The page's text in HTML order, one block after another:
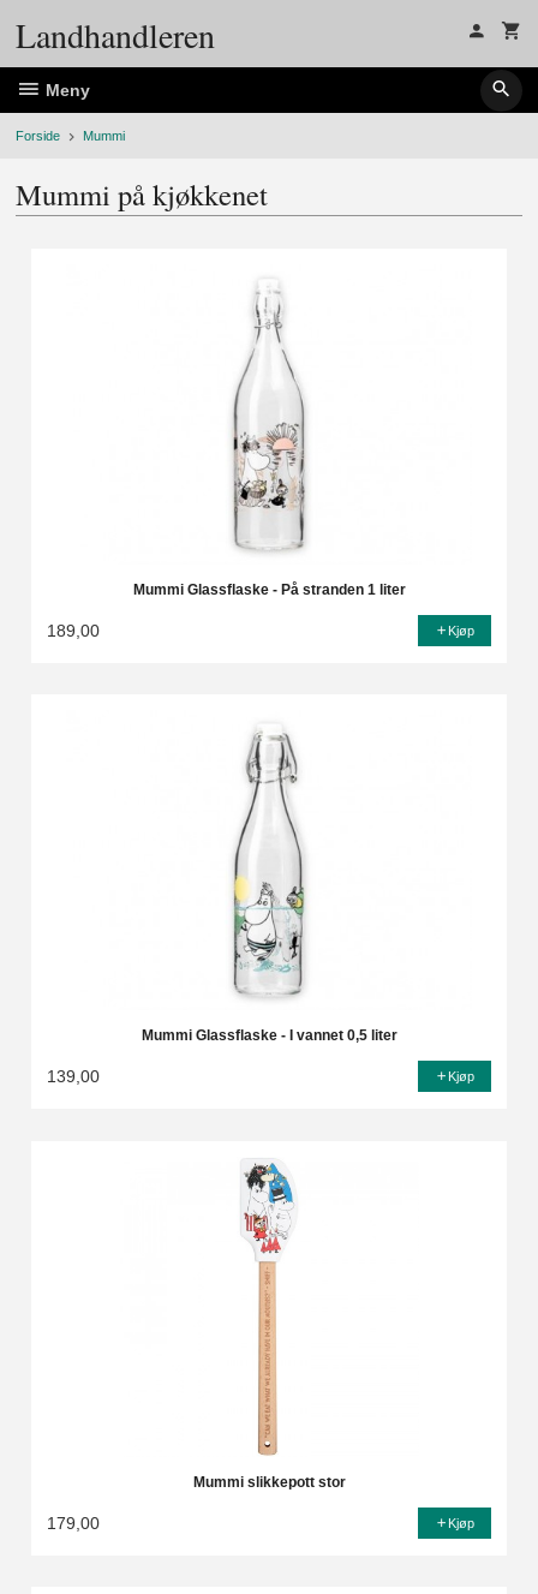
Landhandleren
Meny
Forside Mummi
Mummi på kjøkkenet
Mummi Glassflaske - På stranden 1 liter
189,00 Kjøp
Mummi Glassflaske - I vannet 0,5 liter
139,00 Kjøp
Mummi slikkepott stor
179,00 Kjøp